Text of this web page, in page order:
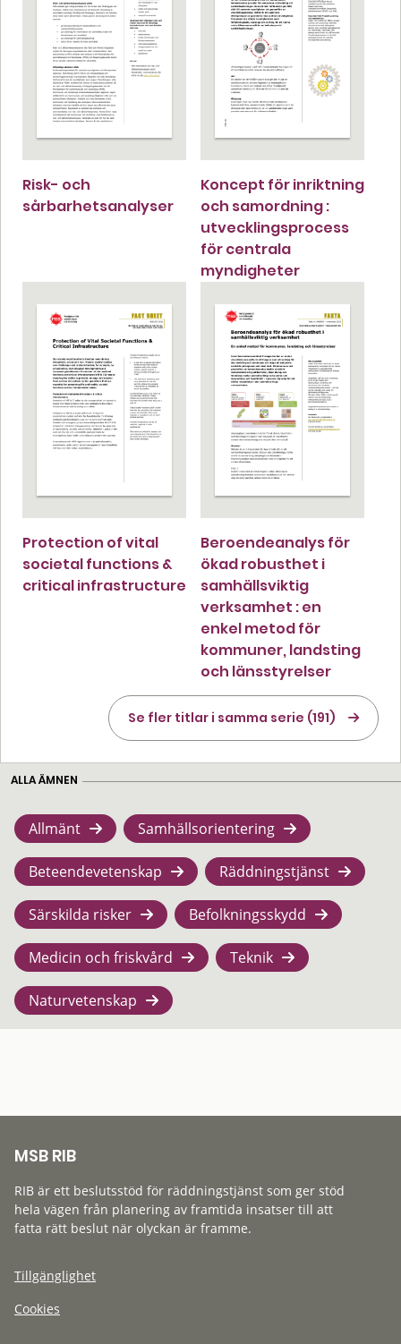
Risk- och
sårbarhetsanalyser
Koncept för inriktning
och samordning :
utvecklingsprocess
för centrala
myndigheter
Protection of vital
societal functions &
critical infrastructure
Beroendeanalys för
ökad robusthet i
samhällsviktig
verksamhet : en
enkel metod för
kommuner, landsting
och länsstyrelser
Se fler titlar i samma serie (191)
ALLA ÄMNEN
Allmänt Samhällsorientering
Beteendevetenskap Räddningstjänst
Särskilda risker Befolkningsskydd
Medicin och friskvård Teknik
Naturvetenskap
MSB RIB
RIB är ett beslutsstöd för räddningstjänst som ger stöd
hela vägen från planering av framtida insatser till att
fatta rätt beslut när olyckan är framme.
Tillgänglighet
Cookies